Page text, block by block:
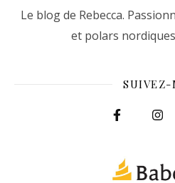
Le blog de Rebecca.
et polars
SUIVEZ-